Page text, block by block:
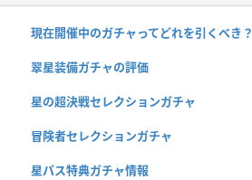
現在開催中のガチャってどれを引くべき？
翠星装備ガチャの評価
星の超決戦セレクションガチャ
冒険者セレクションガチャ
星パス特典ガチャ情報